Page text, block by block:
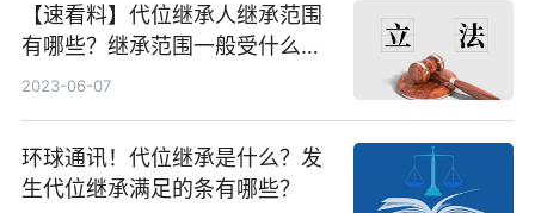
【速看料】代位继承人继承范围
有哪些？继承范围一般受什么限
制？
2023-06-07
环球通讯！代位继承是什么？发
生代位继承满足的条有哪些？